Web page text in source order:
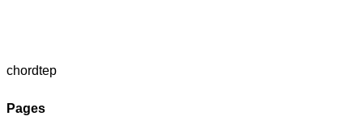
chordtep
Pages